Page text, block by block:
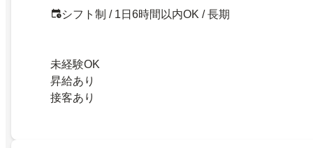
シフト制 / 1日6時間以内OK / 長期
未経験OK
昇給あり
接客あり